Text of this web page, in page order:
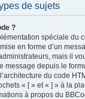
de sujets
?
spéciale du
en forme d’un
mais il
message depuis le
du code
« [ » et « ] » à la
à propos du